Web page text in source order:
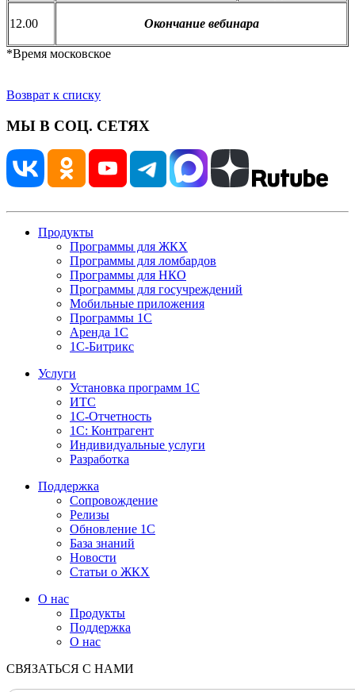
12.00 Окончание вебинара
*Время московское
Возврат к списку
МЫ В СОЦ. СЕТЯХ
Продукты
Программы для ЖКХ
Программы для ломбардов
Программы для НКО
Программы для госучреждений
Мобильные приложения
Программы 1С
Аренда 1С
1С-Битрикс
Услуги
Установка программ 1С
ИТС
1С-Отчетность
1С: Контрагент
Индивидуальные услуги
Разработка
Поддержка
Сопровождение
Релизы
Обновление 1С
База знаний
Новости
Статьи о ЖКХ
О нас
Продукты
Поддержка
О нас
СВЯЗАТЬСЯ С НАМИ